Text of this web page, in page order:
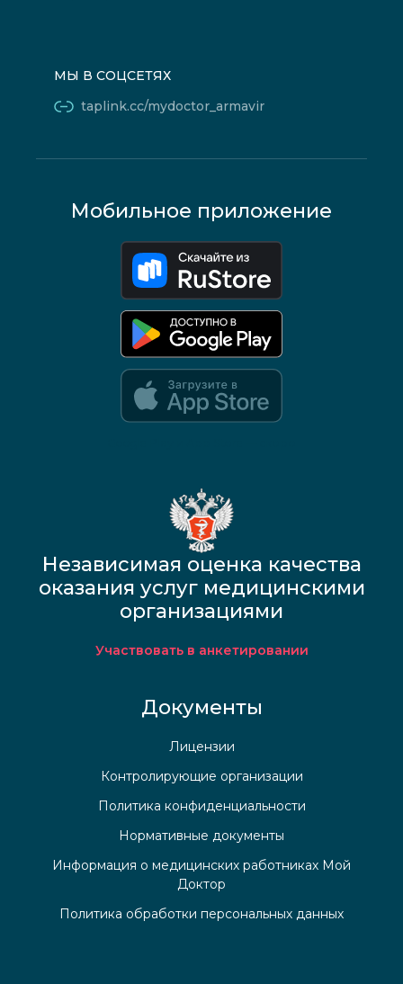
МЫ В СОЦСЕТЯХ
taplink.cc/mydoctor_armavir
Мобильное приложение
Независимая оценка качества
оказания услуг медицинскими
организациями
Участвовать в анкетировании
Документы
Лицензии
Контролирующие организации
Политика конфиденциальности
Нормативные документы
Информация о медицинских работниках Мой
Доктор
Политика обработки персональных данных